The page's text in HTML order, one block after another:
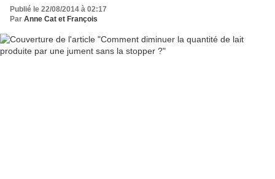
Publié le 22/08/2014 à 02:17
Par Anne Cat et François